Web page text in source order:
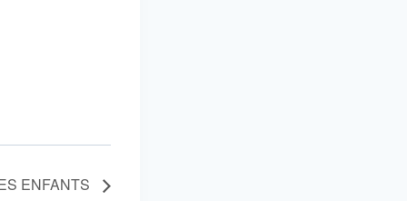
ENFANTS